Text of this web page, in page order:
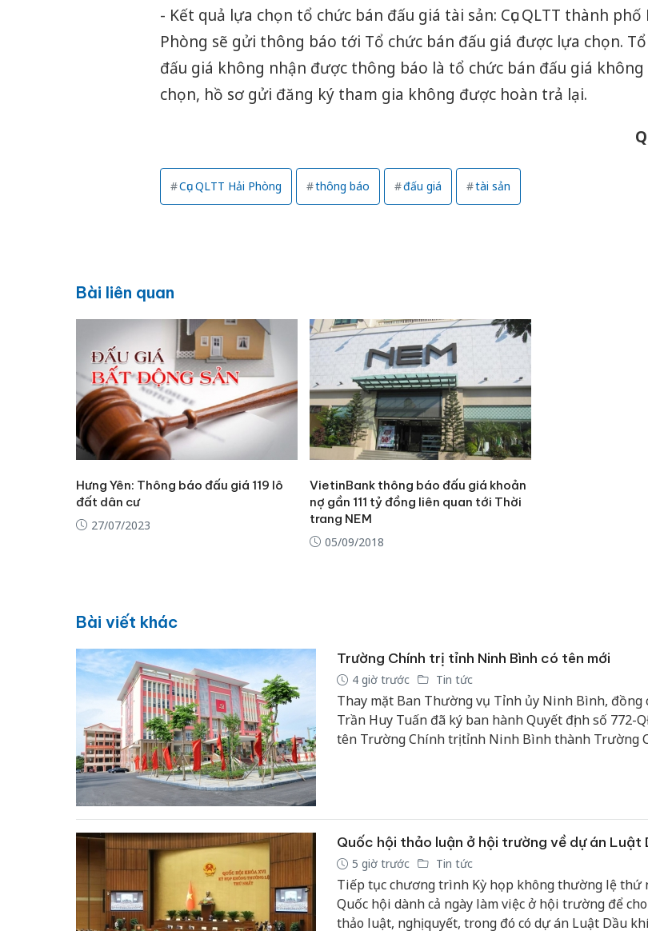
- Kết quả lựa chọn tổ chức bán đấu giá tài sản: Cục QLTT thành phố
Phòng sẽ gửi thông báo tới Tổ chức bán đấu giá được lựa chọn.
đấu giá không nhận được thông báo là tổ chức bán đấu giá
chọn, hồ sơ gửi đăng ký tham gia không được hoàn trả lại.
Cục QLTT Hải Phòng thông báo đấu giá tài sản
Bài liên quan
Hưng Yên: Thông báo đấu giá 119 lô
đất dân cư
27/07/2023
VietinBank thông báo đấu giá khoản
nợ gần 111 tỷ đồng liên quan tới Thời
trang NEM
05/09/2018
Bài viết khác
Trường Chính trị tỉnh Ninh Bình có tên mới
4 giờ trước Tin tức
Thay mặt Ban Thường vụ Tỉnh ủy Ninh Bình,
Trần Huy Tuấn đã ký ban hành Quyết định số 772-
tên Trường Chính trị tỉnh Ninh Bình thành Trường
Quốc hội thảo luận ở hội trường về dự án Luật
5 giờ trước Tin tức
Tiếp tục chương trình Kỳ họp không thường lệ thứ
Quốc hội dành cả ngày làm việc ở hội trường để
thảo luật, nghị quyết, trong đó có dự án Luật Dầu